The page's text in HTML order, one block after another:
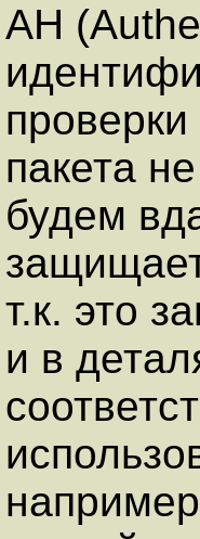
AH
пакета
будем
т.к. это
и в